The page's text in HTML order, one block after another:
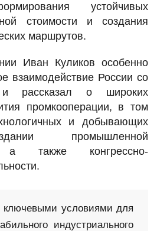
устойчивых
стоимости и создания
маршрутов.
Иван Куликов особенно
взаимодействие России со
рассказал о широких
промкооперации, в том
и добывающих
промышленной
а также конгрессно-
ключевыми условиями для
индустриального